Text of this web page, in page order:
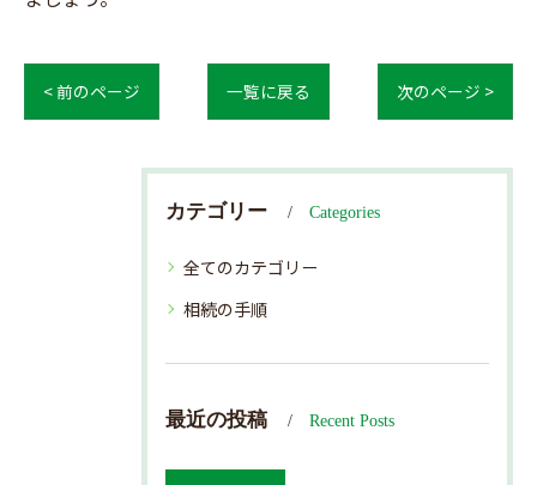
< 前のページ 一覧に戻る 次のページ >
カテゴリー Categories
全てのカテゴリー
相続の手順
最近の投稿 Recent Posts